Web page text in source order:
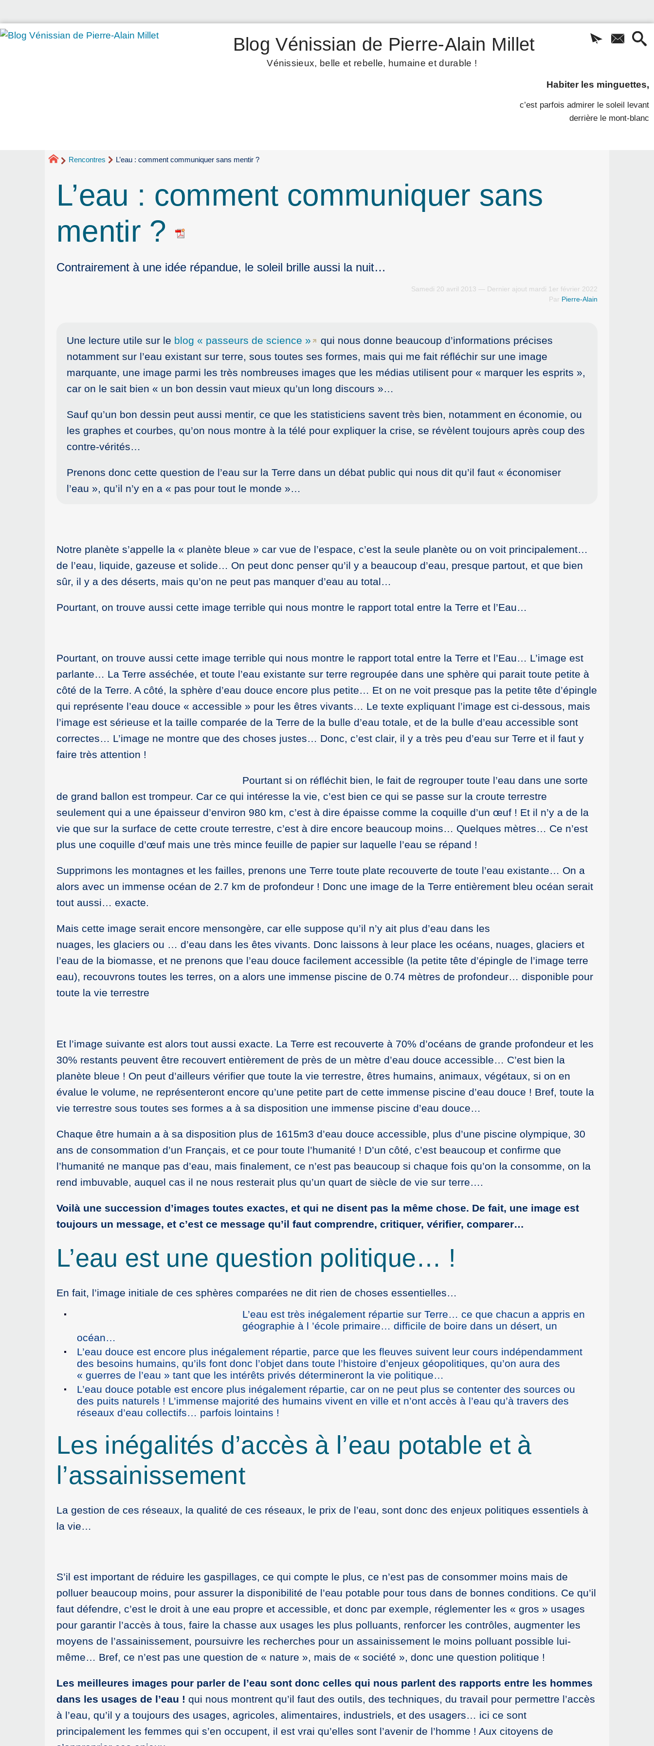
Blog Vénissian de Pierre-Alain Millet
Vénissieux, belle et rebelle, humaine et durable !
Habiter les minguettes,
c’est parfois admirer le soleil levant
derrière le mont-blanc
Rencontres L’eau : comment communiquer sans mentir ?
L’eau : comment communiquer sans
mentir ?
Contrairement à une idée répandue, le soleil brille aussi la nuit…
Samedi 20 avril 2013 — Dernier ajout mardi 1er février 2022
Par Pierre-Alain
Une lecture utile sur le blog « passeurs de science »
qui nous donne beaucoup d’informations précises
notamment sur l’eau existant sur terre, sous toutes ses formes, mais qui me fait réfléchir sur une image
marquante, une image parmi les très nombreuses images que les médias utilisent pour « marquer les esprits »,
car on le sait bien « un bon dessin vaut mieux qu’un long discours »…
Sauf qu’un bon dessin peut aussi mentir, ce que les statisticiens savent très bien, notamment en économie, ou
les graphes et courbes, qu’on nous montre à la télé pour expliquer la crise, se révèlent toujours après coup des
contre-vérités…
Prenons donc cette question de l’eau sur la Terre dans un débat public qui nous dit qu’il faut « économiser
l’eau », qu’il n’y en a « pas pour tout le monde »…
Notre planète s’appelle la « planète bleue » car vue de l’espace, c’est la seule planète ou on voit principalement…
de l’eau, liquide, gazeuse et solide… On peut donc penser qu’il y a beaucoup d’eau, presque partout, et que bien
sûr, il y a des déserts, mais qu’on ne peut pas manquer d’eau au total…
Pourtant, on trouve aussi cette image terrible qui nous montre le rapport total entre la Terre et l’Eau…
Pourtant, on trouve aussi cette image terrible qui nous montre le rapport total entre la Terre et l’Eau… L’image est
parlante… La Terre asséchée, et toute l’eau existante sur terre regroupée dans une sphère qui parait toute petite à
côté de la Terre. A côté, la sphère d’eau douce encore plus petite… Et on ne voit presque pas la petite tête d’épingle
qui représente l’eau douce « accessible » pour les êtres vivants… Le texte expliquant l’image est ci-dessous, mais
l’image est sérieuse et la taille comparée de la Terre de la bulle d’eau totale, et de la bulle d’eau accessible sont
correctes… L’image ne montre que des choses justes… Donc, c’est clair, il y a très peu d’eau sur Terre et il faut y
faire très attention !
Pourtant si on réfléchit bien, le fait de regrouper toute l’eau dans une sorte
de grand ballon est trompeur. Car ce qui intéresse la vie, c’est bien ce qui se passe sur la croute terrestre
seulement qui a une épaisseur d’environ 980 km, c’est à dire épaisse comme la coquille d’un œuf ! Et il n’y a de la
vie que sur la surface de cette croute terrestre, c’est à dire encore beaucoup moins… Quelques mètres… Ce n’est
plus une coquille d’œuf mais une très mince feuille de papier sur laquelle l’eau se répand !
Supprimons les montagnes et les failles, prenons une Terre toute plate recouverte de toute l’eau existante… On a
alors avec un immense océan de 2.7 km de profondeur ! Donc une image de la Terre entièrement bleu océan serait
tout aussi… exacte.
Mais cette image serait encore mensongère, car elle suppose qu’il n’y ait plus d’eau dans les
nuages, les glaciers ou … d’eau dans les êtes vivants. Donc laissons à leur place les océans, nuages, glaciers et
l’eau de la biomasse, et ne prenons que l’eau douce facilement accessible (la petite tête d’épingle de l’image terre
eau), recouvrons toutes les terres, on a alors une immense piscine de 0.74 mètres de profondeur… disponible pour
toute la vie terrestre
Et l’image suivante est alors tout aussi exacte. La Terre est recouverte à 70% d’océans de grande profondeur et les
30% restants peuvent être recouvert entièrement de près de un mètre d’eau douce accessible… C’est bien la
planète bleue ! On peut d’ailleurs vérifier que toute la vie terrestre, êtres humains, animaux, végétaux, si on en
évalue le volume, ne représenteront encore qu’une petite part de cette immense piscine d’eau douce ! Bref, toute la
vie terrestre sous toutes ses formes a à sa disposition une immense piscine d’eau douce…
Chaque être humain a à sa disposition plus de 1615m3 d’eau douce accessible, plus d’une piscine olympique, 30
ans de consommation d’un Français, et ce pour toute l’humanité ! D’un côté, c’est beaucoup et confirme que
l’humanité ne manque pas d’eau, mais finalement, ce n’est pas beaucoup si chaque fois qu’on la consomme, on la
rend imbuvable, auquel cas il ne nous resterait plus qu’un quart de siècle de vie sur terre….
Voilà une succession d’images toutes exactes, et qui ne disent pas la même chose. De fait, une image est
toujours un message, et c’est ce message qu’il faut comprendre, critiquer, vérifier, comparer…
L’eau est une question politique… !
En fait, l’image initiale de ces sphères comparées ne dit rien de choses essentielles…
L’eau est très inégalement répartie sur Terre… ce que chacun a appris en
géographie à l ’école primaire… difficile de boire dans un désert, un
océan…
L’eau douce est encore plus inégalement répartie, parce que les fleuves suivent leur cours indépendamment
des besoins humains, qu’ils font donc l’objet dans toute l’histoire d’enjeux géopolitiques, qu’on aura des
« guerres de l’eau » tant que les intérêts privés détermineront la vie politique…
L’eau douce potable est encore plus inégalement répartie, car on ne peut plus se contenter des sources ou
des puits naturels ! L’immense majorité des humains vivent en ville et n’ont accès à l’eau qu’à travers des
réseaux d’eau collectifs… parfois lointains !
Les inégalités d’accès à l’eau potable et à
l’assainissement
La gestion de ces réseaux, la qualité de ces réseaux, le prix de l’eau, sont donc des enjeux politiques essentiels à
la vie…
S’il est important de réduire les gaspillages, ce qui compte le plus, ce n’est pas de consommer moins mais de
polluer beaucoup moins, pour assurer la disponibilité de l’eau potable pour tous dans de bonnes conditions. Ce qu’il
faut défendre, c’est le droit à une eau propre et accessible, et donc par exemple, réglementer les « gros » usages
pour garantir l’accès à tous, faire la chasse aux usages les plus polluants, renforcer les contrôles, augmenter les
moyens de l’assainissement, poursuivre les recherches pour un assainissement le moins polluant possible lui-
même… Bref, ce n’est pas une question de « nature », mais de « société », donc une question politique !
Les meilleures images pour parler de l’eau sont donc celles qui nous parlent des rapports entre les hommes
dans les usages de l’eau ! qui nous montrent qu’il faut des outils, des techniques, du travail pour permettre l’accès
à l’eau, qu’il y a toujours des usages, agricoles, alimentaires, industriels, et des usagers… ici ce sont
principalement les femmes qui s’en occupent, il est vrai qu’elles sont l’avenir de l’homme ! Aux citoyens de